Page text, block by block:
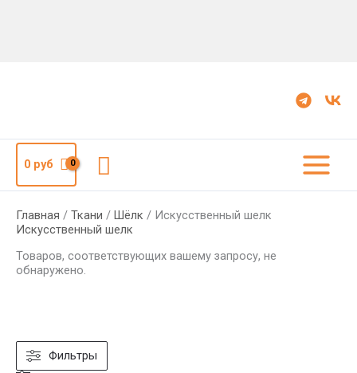
0руб Поиск
Фильтры
Главная / Ткани / Шёлк / Искусственный шелк
Искусственный шелк
Товаров, соответствующих вашему запросу, не
обнаружено.